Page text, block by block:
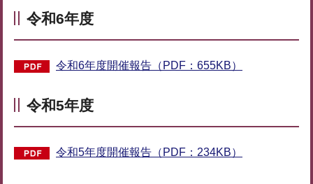
令和6年度
令和6年度開催報告（PDF：655KB）
令和5年度
令和5年度開催報告（PDF：234KB）